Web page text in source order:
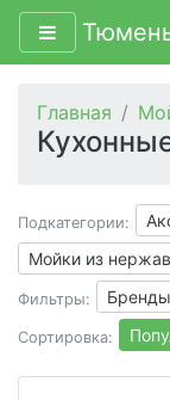
Главная
Подкатегории:
Мойки из
Фильтры: Бренды
Сортировка: